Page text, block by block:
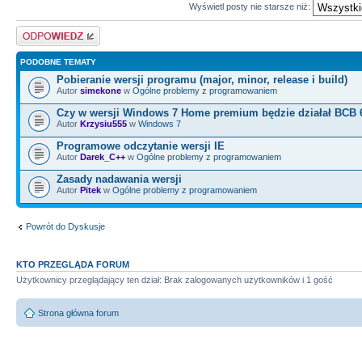
Wyświetl posty nie starsze niż:
Odpowiedz
PODOBNE TEMATY
Pobieranie wersji programu (major, minor, release i build)
Autor simekone w Ogólne problemy z programowaniem
Czy w wersji Windows 7 Home premium będzie działał BCB
Autor Krzysiu555 w Windows 7
Programowe odczytanie wersji IE
Autor Darek_C++ w Ogólne problemy z programowaniem
Zasady nadawania wersji
Autor Pitek w Ogólne problemy z programowaniem
Powrót do Dyskusje
KTO PRZEGLĄDA FORUM
Użytkownicy przeglądający ten dział: Brak zalogowanych użytkowników i 1 gość
Strona główna forum